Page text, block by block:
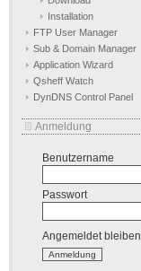
Installation
FTP User Manager
Sub & Domain Manager
Application Wizard
Qsheff Watch
DynDNS Control Panel
Anmeldung
Benutzername
Passwort
Angemeldet bleiben